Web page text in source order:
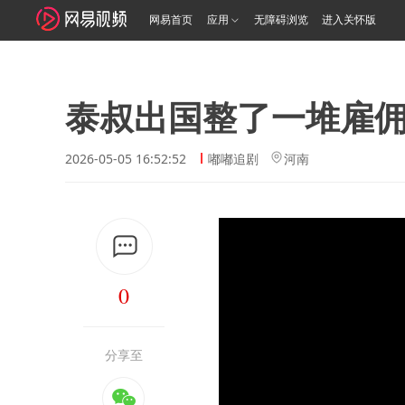
网易首页 应用 无障碍浏览 进入关怀版
泰叔出国整了一堆雇
2026-05-05 16:52:52 嘟嘟追剧 河南
0
分享至